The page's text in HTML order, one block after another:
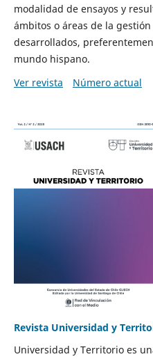
modalidad de ensayos y
ámbitos o áreas de la
desarrollados,
mundo hispano.
Ver revista
Número actual
Revista Universidad y
Universidad y Territorio es